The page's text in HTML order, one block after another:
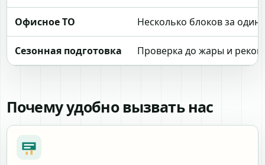
Офисное ТО Несколько блоков за один
Сезонная подготовка Проверка до жары и
Почему удобно вызвать нас